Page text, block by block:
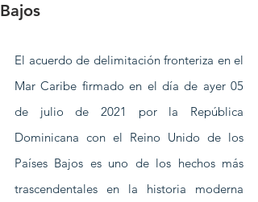
Bajos
El acuerdo de delimitación fronteriza en el
Mar Caribe firmado en el día de ayer 05
de julio de 2021 por la República
Dominicana con el Reino Unido de los
Países Bajos es uno de los hechos más
trascendentales en la historia moderna